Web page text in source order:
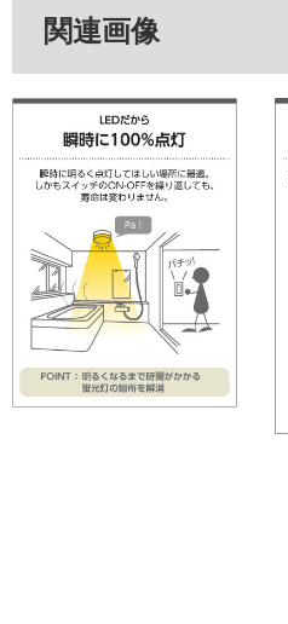
関連画像